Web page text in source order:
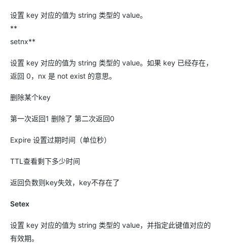
设置 key 对应的值为 string 类型的 value。
**
setnx**
设置 key 对应的值为 string 类型的 value。如果 key 已经存在，
返回 0，nx 是 not exist 的意思。
删除某个key
第一次返回1 删除了 第二次返回0
Expire 设置过期时间（单位秒）
TTL查看剩下多少时间
返回负数则key失效，key不存在了
Setex
设置 key 对应的值为 string 类型的 value，并指定此键值对应的
有效期。